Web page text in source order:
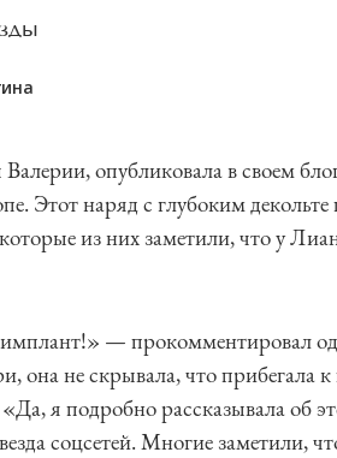
опубликовала в своем
Этот наряд с глубоким
из них заметили, что у
имплант!» — прокомментировал
она не скрывала, что прибегала
я подробно рассказывала об
соцсетей. Многие заметили,